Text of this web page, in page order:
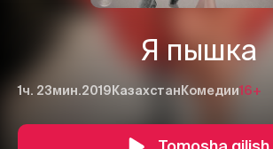
Я пышка
1ч. 23мин.2019 Казахстан Комедии16+